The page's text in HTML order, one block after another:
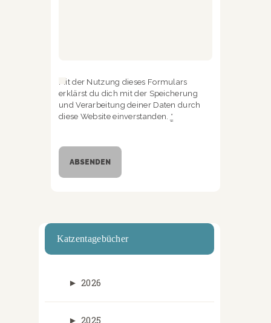
Mit der Nutzung dieses Formulars
erklärst du dich mit der Speicherung
und Verarbeitung deiner Daten durch
diese Website einverstanden. *
Katzentagebücher
► 2026
► 2025